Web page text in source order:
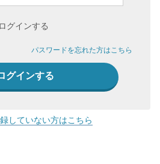
グインする
パスワードを忘れた方はこちら
していない方はこちら